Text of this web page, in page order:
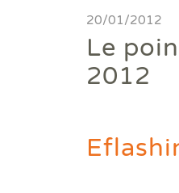
Mieux
Faire un
20/01/2012
Le
2012